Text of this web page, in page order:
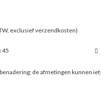
exclusief verzendkosten)
45
de afmetingen kunnen